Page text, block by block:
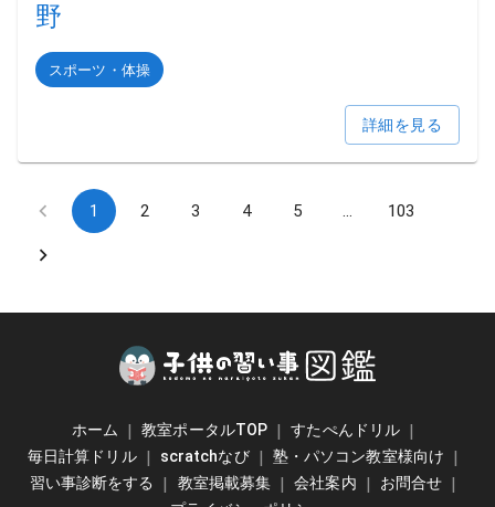
野
スポーツ・体操
詳細を見る
1 2 3 4 5 103
ホーム | 教室ポータルTOP | すたぺんドリル |
毎日計算ドリル | scratchなび | 塾・パソコン教室様向け |
習い事診断をする | 教室掲載募集 | 会社案内 | お問合せ |